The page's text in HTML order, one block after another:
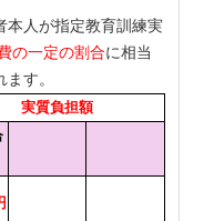
人吉市カ
チャー
人吉市カ
本人が指定教育訓練実
の一定の割合に相当
す。
実質負担額